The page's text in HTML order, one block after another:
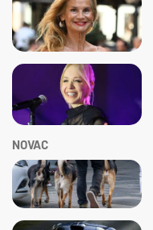
NOVAC